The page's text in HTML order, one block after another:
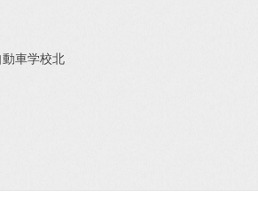
車学校北